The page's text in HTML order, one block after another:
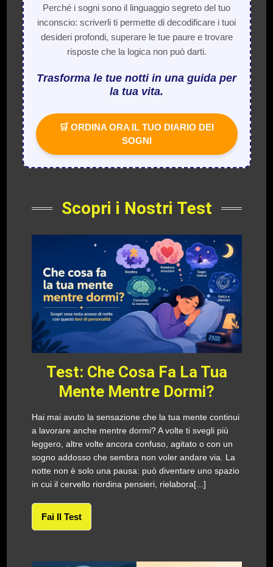
Perché i sogni sono il linguaggio segreto del tuo
inconscio: scriverli ti permette di decodificare i tuoi
desideri profondi, superare le tue paure e trovare
risposte che la logica non può darti.
Trasforma le tue notti in una guida per
la tua vita.
🛒 ORDINA ORA IL TUO DIARIO DEI
SOGNI
Scopri i Nostri Test
Test: Che Cosa Fa La Tua
Mente Mentre Dormi?
Hai mai avuto la sensazione che la tua mente continui
a lavorare anche mentre dormi? A volte ti svegli più
leggero, altre volte ancora confuso, agitato o con un
sogno addosso che sembra non voler andare via. La
notte non è solo una pausa: può diventare uno spazio
in cui il cervello riordina pensieri, rielabora[...]
Fai Il Test